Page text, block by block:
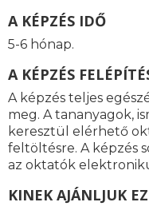
A KÉPZÉS IDŐ
5-6 hónap.
A KÉPZÉS
A képzés teljes
meg. A tananyagok,
keresztül elérhető
feltöltésre. A képzés
az oktatók
KINEK AJÁNLJUK